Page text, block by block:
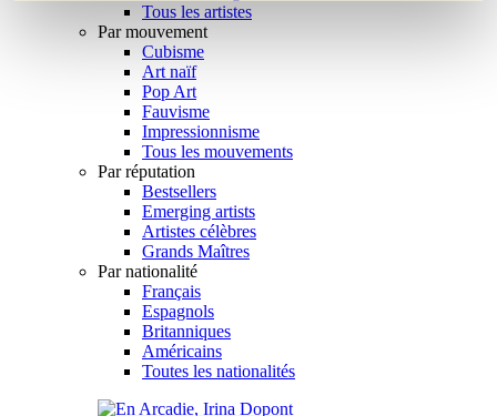
Tous les artistes
Par mouvement
Cubisme
Art naïf
Pop Art
Fauvisme
Impressionnisme
Tous les mouvements
Par réputation
Bestsellers
Emerging artists
Artistes célèbres
Grands Maîtres
Par nationalité
Français
Espagnols
Britanniques
Américains
Toutes les nationalités